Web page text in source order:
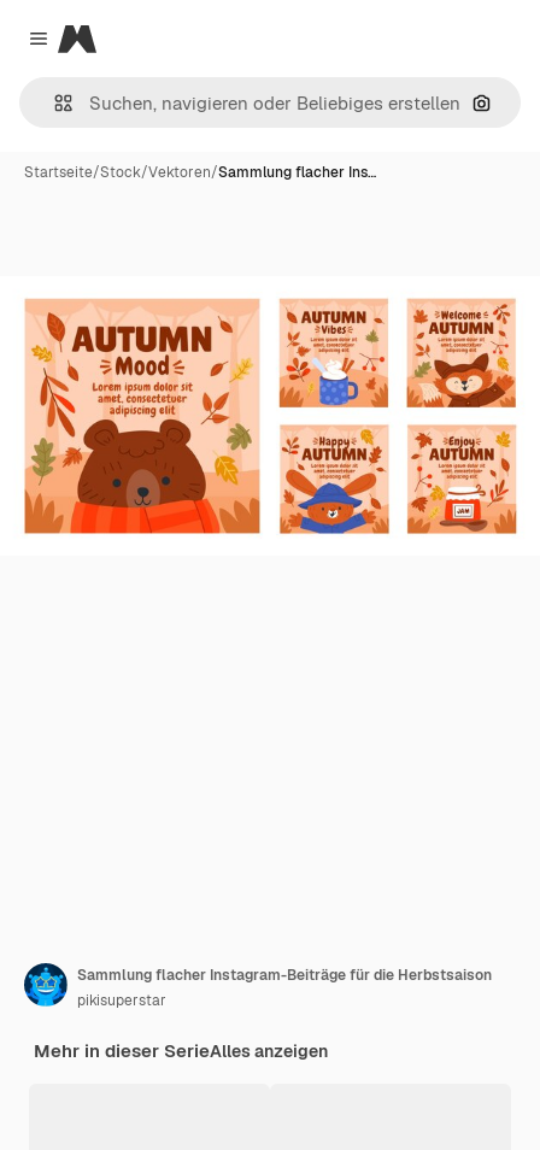
Close menu
Magnific
Nach
Startseite/Stock/Vektoren/Sammlung flacher Ins…
Sammlung flacher Instagram-Beiträge für die Herbstsaison
pikisuperstar
Mehr in dieser SerieAlles anzeigen